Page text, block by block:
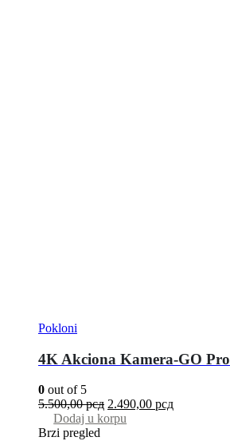
Pokloni
4K Akciona Kamera-GO Pro
0 out of 5
5.500,00рсд 2.490,00 рсд
Dodaj u korpu
Brzi pregled